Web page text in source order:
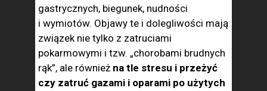
gastrycznych, biegunek, nudności
i wymiotów. Objawy te i dolegliwości mają
związek nie tylko z zatruciami
pokarmowymi i tzw. „chorobami brudnych
rąk”, ale również na tle stresu i przeżyć
czy zatruć gazami i oparami po użytych